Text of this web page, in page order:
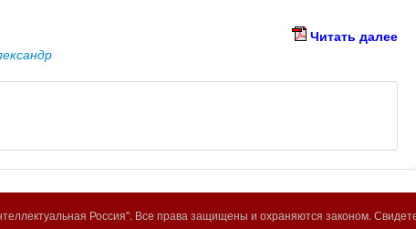
Читать далее
Россия". Все права защищены и охраняются законом.